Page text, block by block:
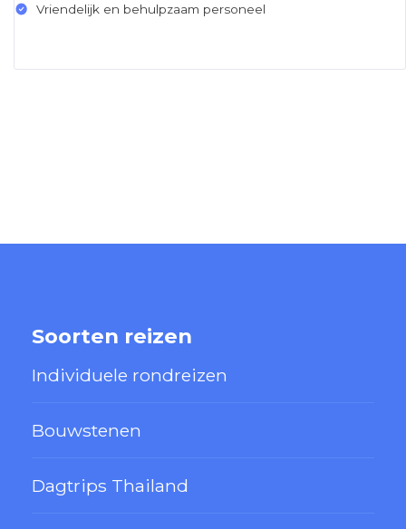
Vriendelijk en behulpzaam personeel
Soorten reizen
Individuele rondreizen
Bouwstenen
Dagtrips Thailand